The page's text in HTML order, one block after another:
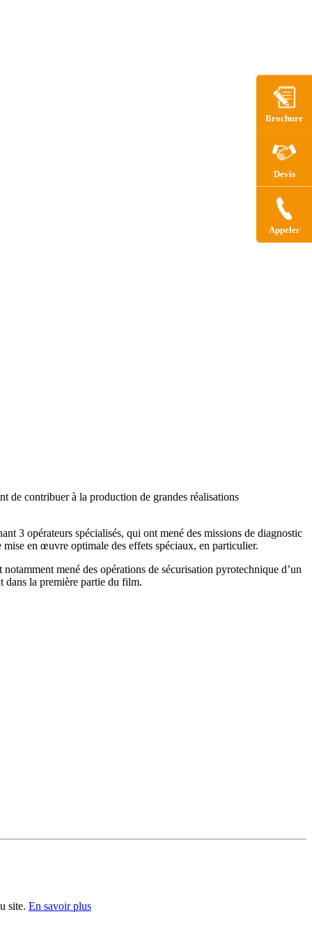
Brochure
Devis
Appeler
de contribuer à la production de grandes réalisations
3 opérateurs spécialisés, qui ont mené des missions de diagnostic
en œuvre optimale des effets spéciaux, en particulier.
mené des opérations de sécurisation pyrotechnique d’un
dans la première partie du film.
site. En savoir plus